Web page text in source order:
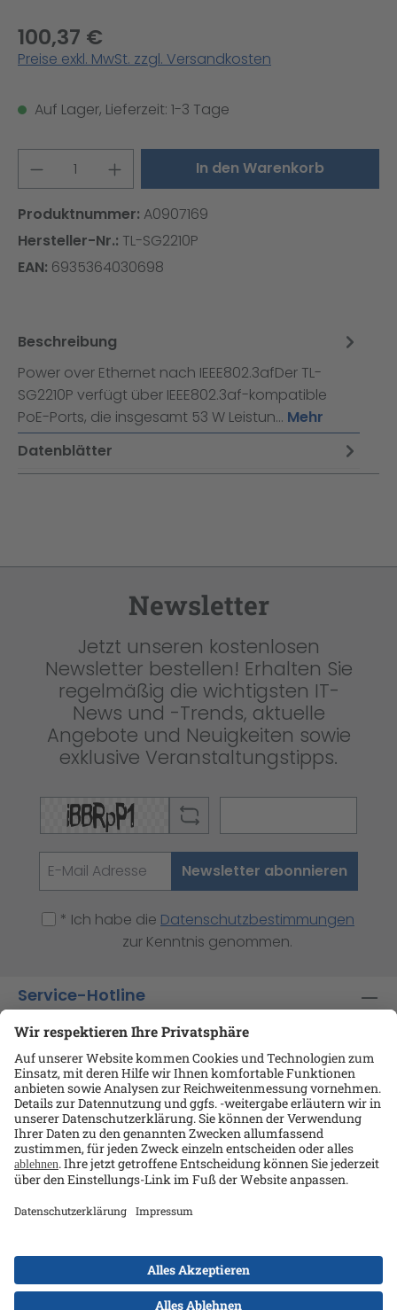
100,37 €
Preise exkl. MwSt. zzgl. Versandkosten
Auf Lager, Lieferzeit: 1-3 Tage
Produkt Anzahl: Gib denIn den Warenkorb
Produktnummer: A0907169
Hersteller-Nr.: TL-SG2210P
EAN: 6935364030698
Beschreibung
Power over Ethernet nach IEEE802.3afDer TL-
SG2210P verfügt über IEEE802.3af-kompatible
PoE-Ports, die insgesamt 53 W Leistun… Mehr
Datenblätter
Newsletter
Jetzt unseren kostenlosen
Newsletter bestellen! Erhalten Sie
regelmäßig die wichtigsten IT-
News und -Trends, aktuelle
Angebote und Neuigkeiten sowie
exklusive Veranstaltungstipps.
Newsletter abonnieren
* Ich habe die Datenschutzbestimmungen
zur Kenntnis genommen.
Service-Hotline
Shop-Service
Informationen
Ansprechpartner
Kontakt
Alle Preise exkl. gesetzl. Mehrwertsteuer zzgl.